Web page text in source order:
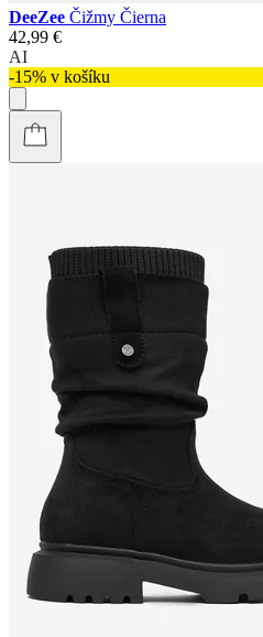
DeeZee Čižmy Čierna
42,99 €
AI
-15% v košíku